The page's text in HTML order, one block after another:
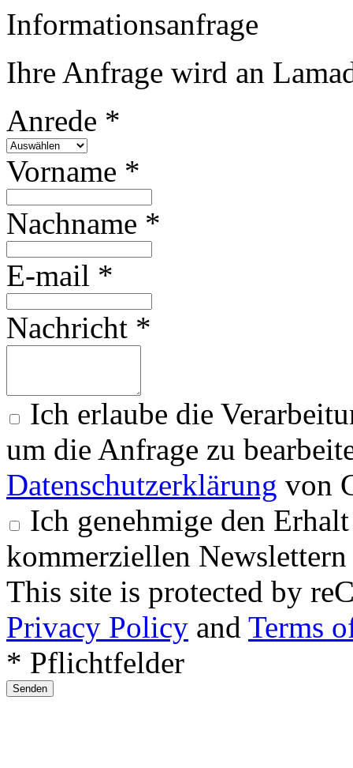
Informationsanfrage
Ihre Anfrage wird an
Anrede *
Vorname *
Nachname *
E-mail *
Nachricht *
Ich erlaube die
um die Anfrage zu
Datenschutzerklärung von
Ich genehmige den
kommerziellen
This site is protected by
Privacy Policy and Terms
* Pflichtfelder
Senden